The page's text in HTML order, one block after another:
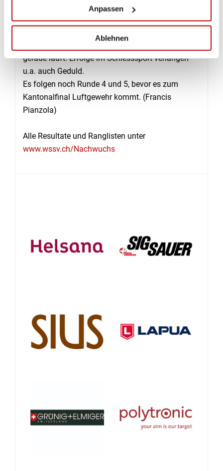
Anpassen
Ablehnen
haben, sondern durch Mundpropaganda und
gezielte Nachwuchsförderung auch elterlich
gerade läuft. Erfolge im Schiesssport verlangen
u.a. auch Geduld.
Es folgen noch Runde 4 und 5, bevor es zum
Kantonalfinal Luftgewehr kommt. (Francis
Pianzola)
Alle Resultate und Ranglisten unter
www.wssv.ch/Nachwuchs